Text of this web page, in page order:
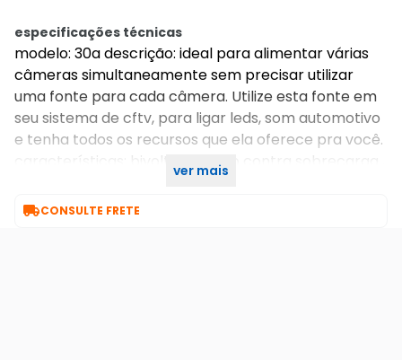
especificações técnicas
modelo: 30a descrição: ideal para alimentar várias
câmeras simultaneamente sem precisar utilizar
uma fonte para cada câmera. Utilize esta fonte em
seu sistema de cftv, para ligar leds, som automotivo
e tenha todos os recursos que ela oferece pra você.
características: bivolt proteção contra sobrecarga ,
ver mais
CONSULTE FRETE